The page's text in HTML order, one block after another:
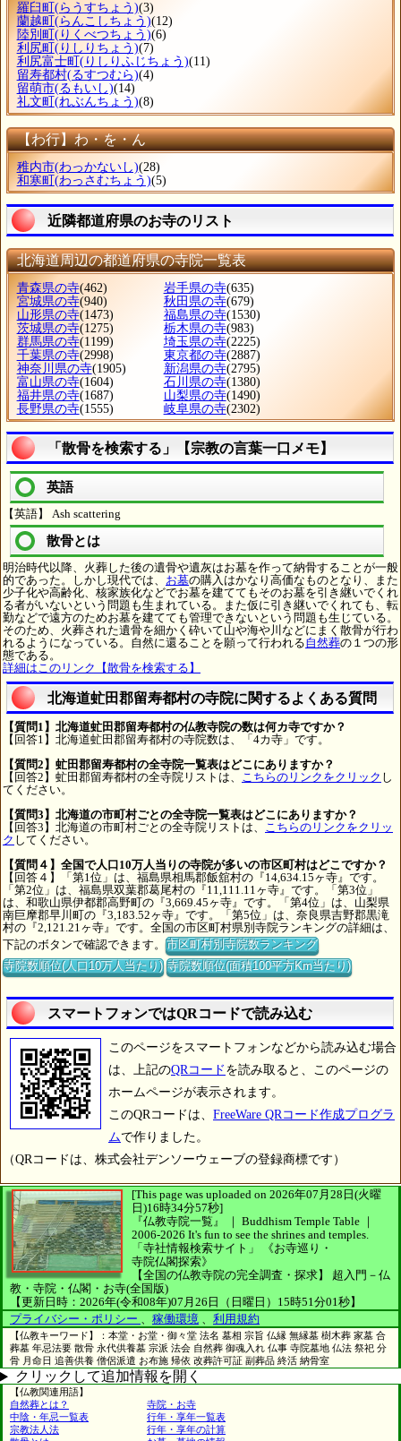
羅臼町 (らうすちょう)(3)
蘭越町 (らんこしちょう)(12)
陸別町 (りくべつちょう)(6)
利尻町 (りしりちょう)(7)
利尻富士町 (りしりふじちょう)(11)
留寿都村(るすつむら)(4)
留萌市(るもいし)(14)
礼文町 (れぶんちょう)(8)
【わ行】わ・を・ん
稚内市(わっかないし)(28)
和寒町 (わっさむちょう)(5)
近隣都道府県のお寺のリスト
北海道周辺の都道府県の寺院一覧表
青森県の寺(462) 岩手県の寺(635)
宮城県の寺(940) 秋田県の寺(679)
山形県の寺(1473) 福島県の寺(1530)
茨城県の寺(1275) 栃木県の寺(983)
群馬県の寺(1199) 埼玉県の寺(2225)
千葉県の寺(2998) 東京都の寺(2887)
神奈川県の寺(1905) 新潟県の寺(2795)
富山県の寺(1604) 石川県の寺(1380)
福井県の寺(1687) 山梨県の寺(1490)
長野県の寺(1555) 岐阜県の寺(2302)
「散骨を検索する」【宗教の言葉一口メモ】
英語
【英語】 Ash scattering
散骨とは
明治時代以降、火葬した後の遺骨や遺灰はお墓を作って納骨することが一般
的であった。しかし現代では、 お墓の購入はかなり高価なものとなり、また
少子化や高齢化、核家族化などでお墓を建ててもそのお墓を引き継いでくれ
る者がいないという問題も生まれている。また仮に引き継いでくれても、転
勤などで遠方のためお墓を建てても管理できないという問題も生じている。
そのため、火葬された遺骨を細かく砕いて山や海や川などにまく散骨が行わ
れるようになっている。自然に還ることを願って行われる自然葬の１つの形
態である。
詳細はこのリンク【散骨を検索する】
北海道虻田郡留寿都村の寺院に関するよくある質問
【質問1】北海道虻田郡留寿都村の仏教寺院の数は何カ寺ですか？
【回答1】北海道虻田郡留寿都村の寺院数は、「4カ寺」です。
【質問2】虻田郡留寿都村の全寺院一覧表はどこにありますか？
【回答2】虻田郡留寿都村の全寺院リストは、 こちらのリンクをクリック し
てください。
【質問3】北海道の市町村ごとの全寺院一覧表はどこにありますか？
【回答3】北海道の市町村ごとの全寺院リストは、 こちらのリンクをクリッ
ク してください。
【質問４】全国で人口10万人当りの寺院が多いの市区町村はどこですか？
【回答４】「第1位」は、福島県相馬郡飯舘村の『14,634.15ヶ寺』です。
「第2位」は、福島県双葉郡葛尾村の『11,111.11ヶ寺』です。「第3位」
は、和歌山県伊都郡高野町の『3,669.45ヶ寺』です。「第4位」は、山梨県
南巨摩郡早川町の『3,183.52ヶ寺』です。「第5位」は、奈良県吉野郡黒滝
村の『2,121.21ヶ寺』です。全国の市区町村県別寺院ランキングの詳細は、
下記のボタンで確認できます。市区町村別寺院数ランキング
寺院数順位(人口10万人当たり) 寺院数順位(面積100平方Km当たり)
スマートフォンではQRコードで読み込む
このページをスマートフォンなどから読み込む場合
は、上記のQRコード を読み取ると、このページの
ホームページが表示されます。
このQRコードは、 FreeWare QRコード作成プログラ
ムで作りました。
（QRコードは、株式会社デンソーウェーブの登録商標です）
[This page was uploaded on 2026年07月28日(火曜
日)16時34分57秒]
『仏教寺院一覧』 ｜ Buddhism Temple Table ｜
2006-2026 It's fun to see the shrines and temples.
「寺社情報検索サイト」
《お寺巡り・
寺院仏閣探索》
【全国の仏教寺院の完全調査・探求】
超入門－仏
教・寺院・仏閣・お寺(全国版)
【更新日時：2026年(令和08年)07月26日（日曜日）15時51分01秒】
プライバシー・ポリシー 、 稼働環境 、 利用規約
【仏教キーワード】：本堂・お堂・御々堂 法名 墓相 宗旨 仏縁 無縁墓 樹木葬 家墓 合
葬墓 年忌法要 散骨 永代供養墓 宗派 法会 自然葬 御魂入れ 仏事 寺院墓地 仏法 祭祀 分
骨 月命日 追善供養 僧侶派遣 お布施 帰依 改葬許可証 副葬品 終活 納骨室
クリックして追加情報を開く
【仏教関連用語】
自然葬とは？
寺院・お寺
中陰・年忌一覧表
行年・享年一覧表
宗教法人法
行年・享年の計算